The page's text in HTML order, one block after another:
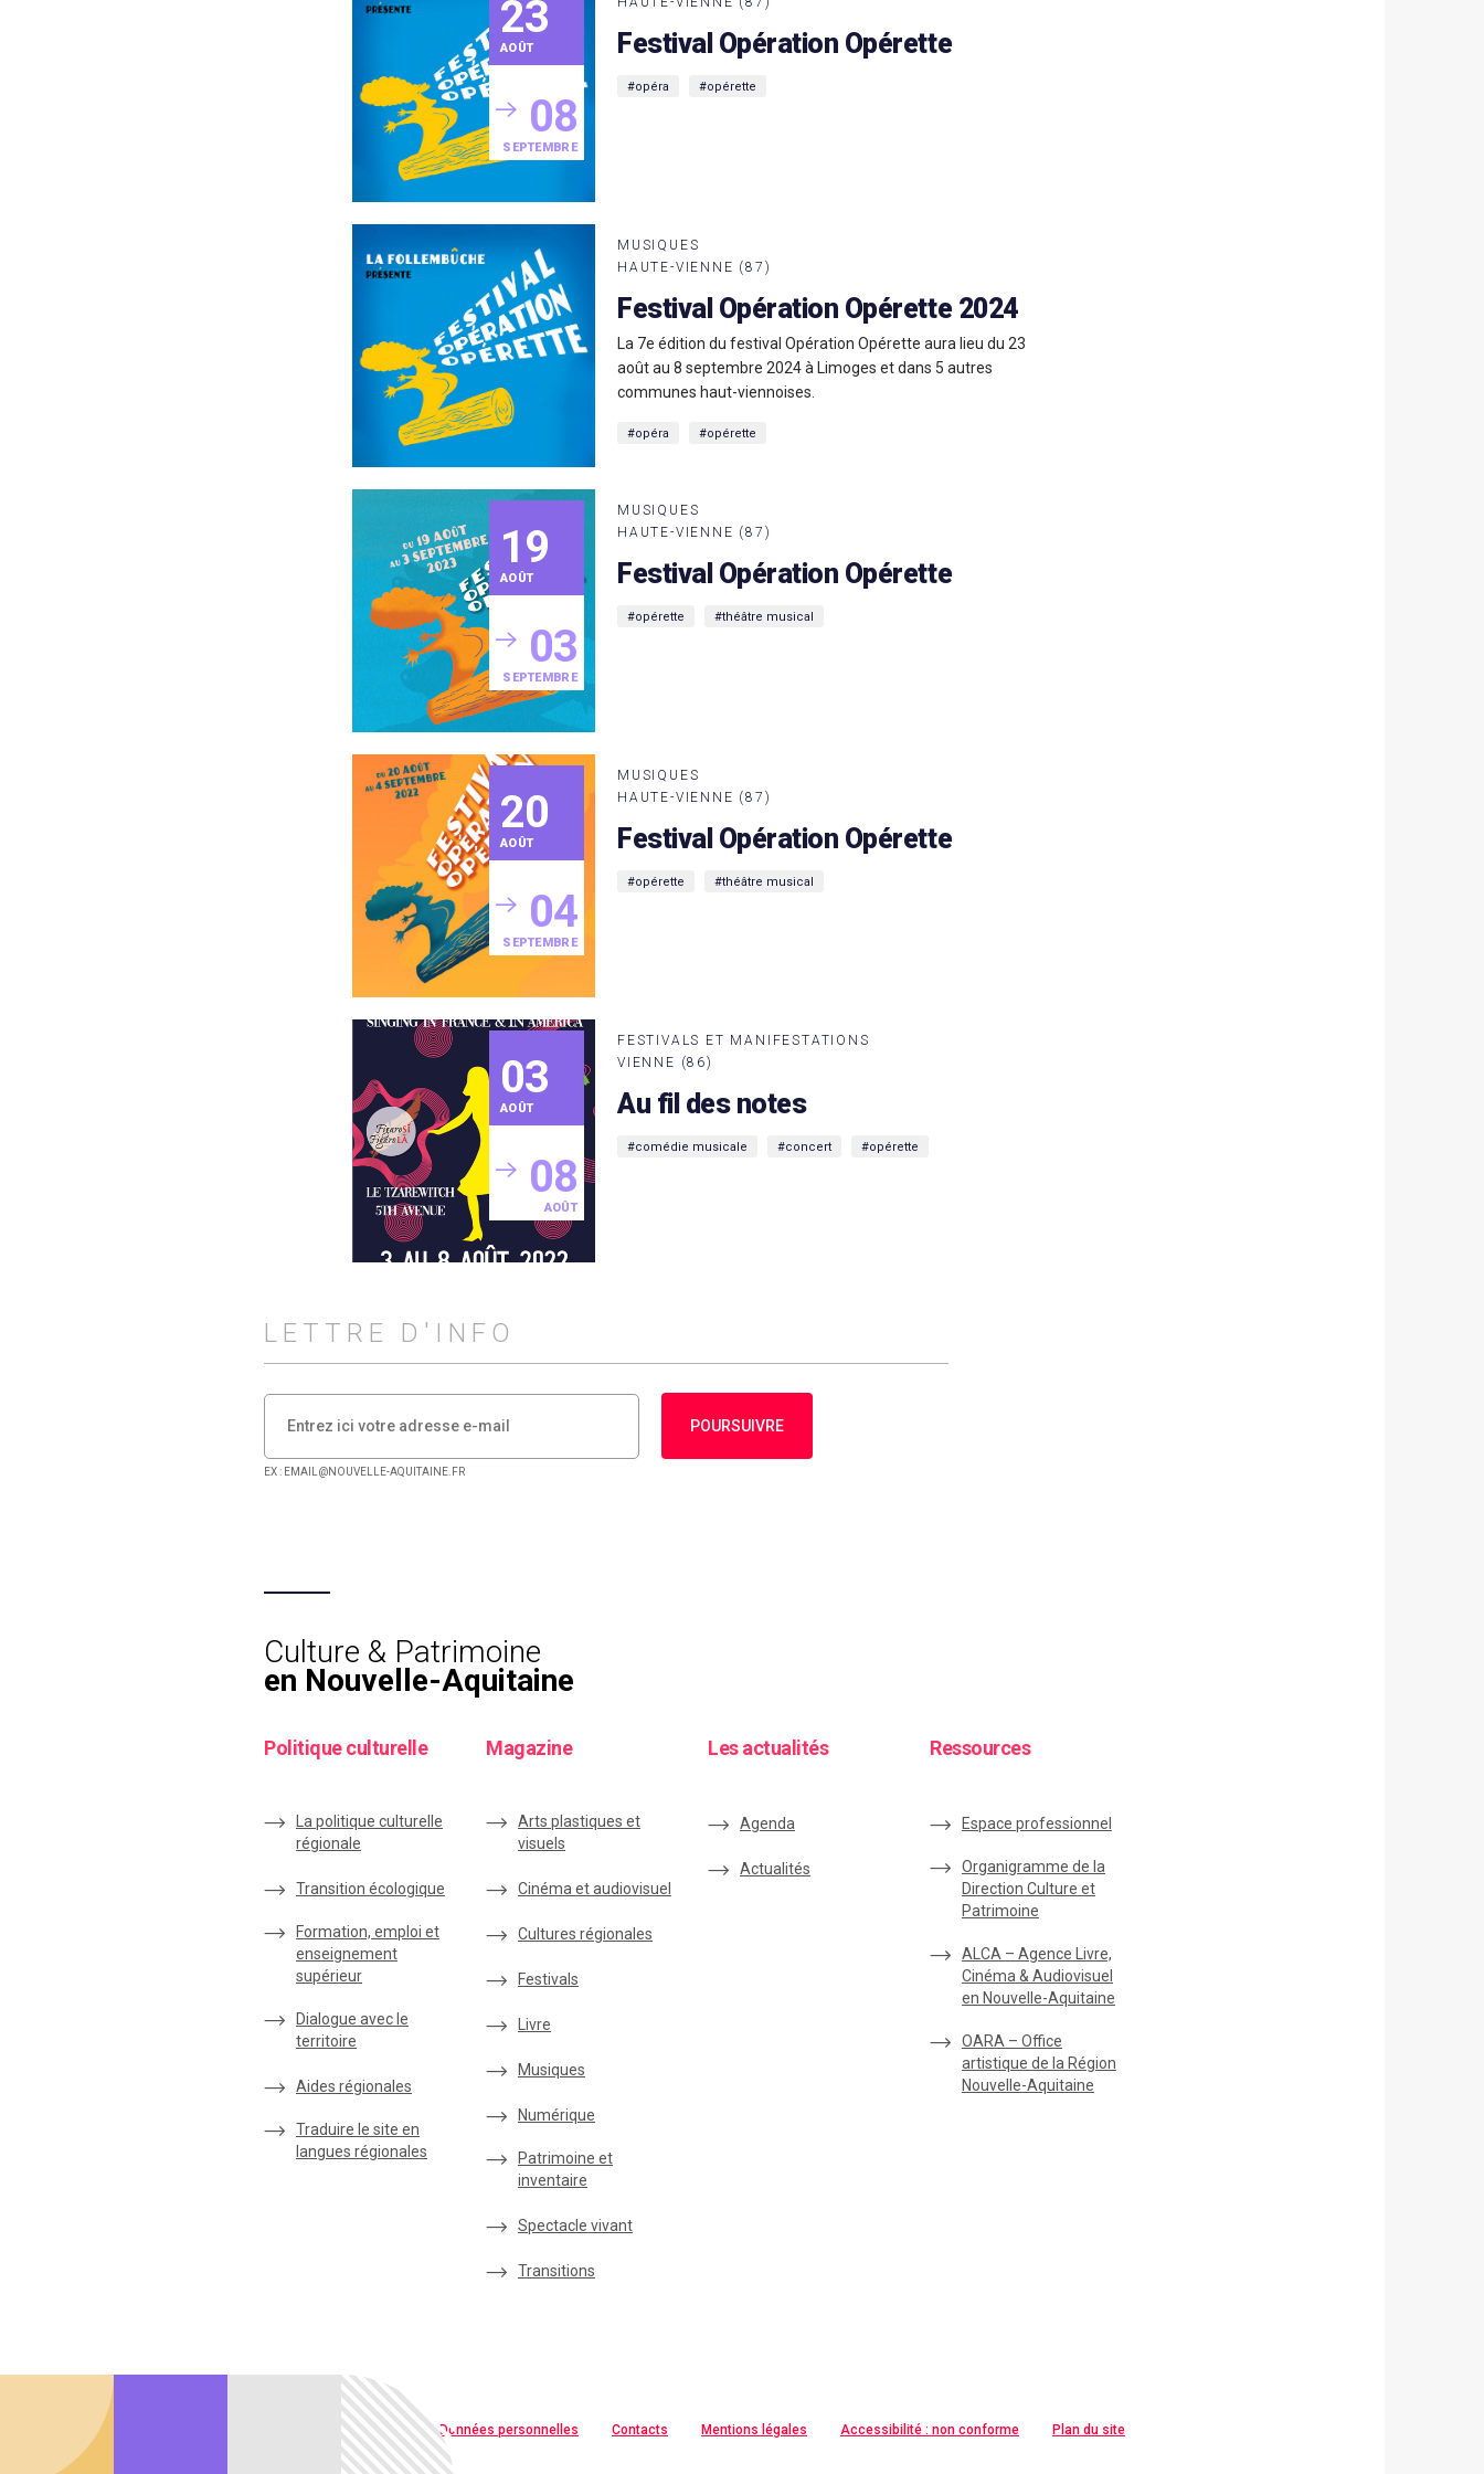
23
AOÛT
08
SEPTEMBRE
Festival Opération Opérette
#opéra #opérette
MUSIQUES
HAUTE-VIENNE (87)
Festival Opération Opérette 2024
La 7e édition du festival Opération Opérette aura lieu du 23
août au 8 septembre 2024 à Limoges et dans 5 autres
communes haut-viennoises.
#opéra #opérette
19
AOÛT
03
SEPTEMBRE
MUSIQUES
HAUTE-VIENNE (87)
Festival Opération Opérette
#opérette #théâtre musical
20
AOÛT
04
SEPTEMBRE
MUSIQUES
HAUTE-VIENNE (87)
Festival Opération Opérette
#opérette #théâtre musical
03
AOÛT
08
AOÛT
FESTIVALS ET MANIFESTATIONS
VIENNE (86)
Au fil des notes
#comédie musicale #concert #opérette
LETTRE D'INFO
POURSUIVRE
EX : EMAIL@NOUVELLE-AQUITAINE.FR
Culture & Patrimoine
en Nouvelle-Aquitaine
Politique culturelle
La politique culturelle
régionale
Transition écologique
Formation, emploi et
enseignement
supérieur
Dialogue avec le
territoire
Aides régionales
Traduire le site en
langues régionales
Magazine
Arts plastiques et
visuels
Cinéma et audiovisuel
Cultures régionales
Festivals
Livre
Musiques
Numérique
Patrimoine et
inventaire
Spectacle vivant
Transitions
Les actualités
Agenda
Actualités
Ressources
Espace professionnel
Organigramme de la
Direction Culture et
Patrimoine
ALCA – Agence Livre,
Cinéma & Audiovisuel
en Nouvelle-Aquitaine
OARA – Office
artistique de la Région
Nouvelle-Aquitaine
Qualité web Données personnelles Contacts Mentions légales Accessibilité : non conforme Plan du site